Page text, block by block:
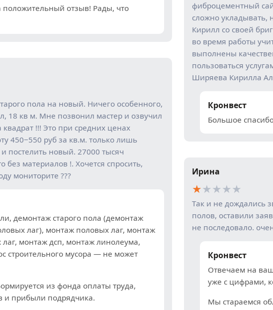
положительный отзыв! Рады, что
фиброцементный
сложно укладывать,
Кирилл со своей
во время работы
выполнены
пользоваться
Ширяева Кирилла
Кронвест
Большое
пола на новый. Ничего особенного,
18 кв м. Мне позвонил мастер и озвучил
квадрат !!! Это при средних ценах
450−550 руб за кв.м. только лишь
постелить новый. 27000 тысяч
без материалов !. Хочется спросить,
мониторите ???
демонтаж старого пола (демонтаж
лаг), монтаж половых лаг, монтаж
монтаж дсп, монтаж линолеума,
строительного мусора — не может
из фонда оплаты труда,
и прибыли подрядчика.
Ирина
★★★★★
Так и не дождались
полов, оставили
не последовало.
Кронвест
Отвечаем на
уже с цифрами,
Мы стараемся